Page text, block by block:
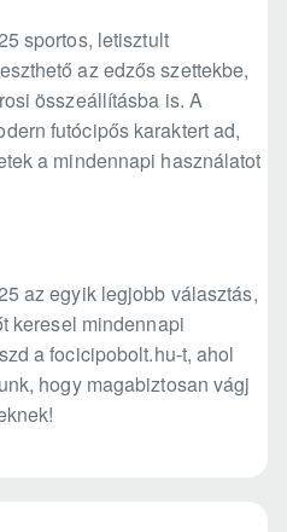
sportos, letisztult
az edzős szettekbe,
összeállításba is. A
futócipős karaktert ad,
a mindennapi használatot
az egyik legjobb választás,
keresel mindennapi
a focicipobolt.hu-t, ahol
hogy magabiztosan vágj